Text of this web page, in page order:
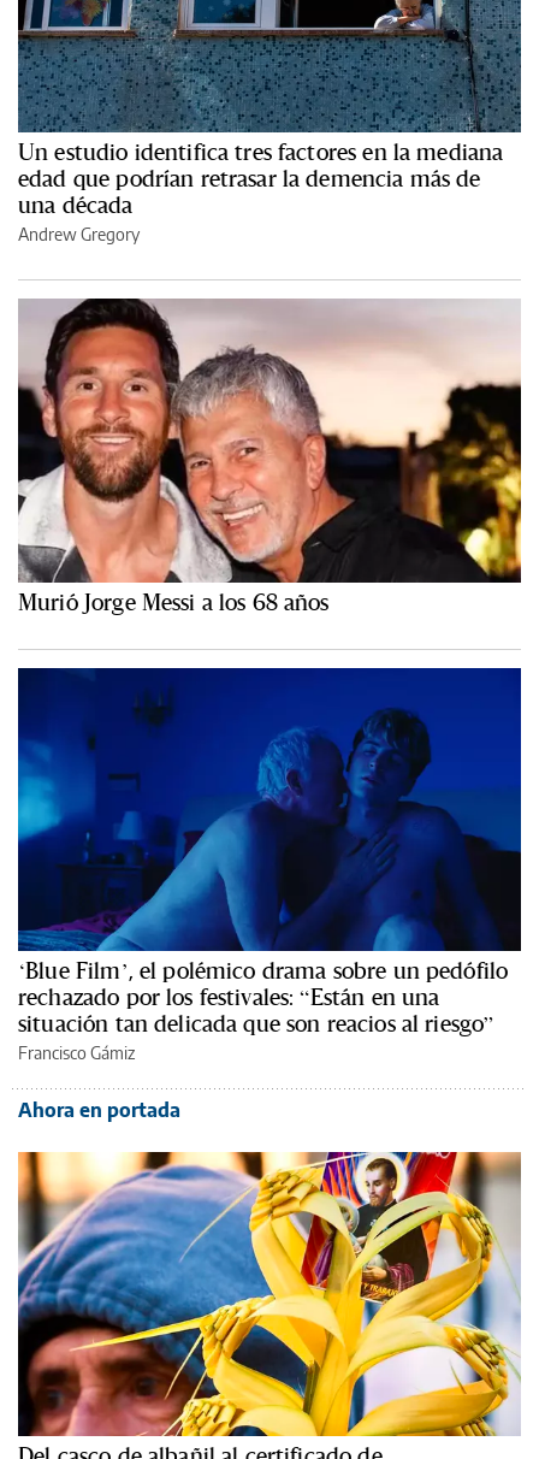
Un estudio identifica tres factores en la mediana
edad que podrían retrasar la demencia más de
una década
Andrew Gregory
Murió Jorge Messi a los 68 años
‘Blue Film’, el polémico drama sobre un pedófilo
rechazado por los festivales: “Están en una
situación tan delicada que son reacios al riesgo”
Francisco Gámiz
Ahora en portada